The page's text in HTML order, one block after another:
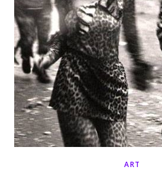
ART